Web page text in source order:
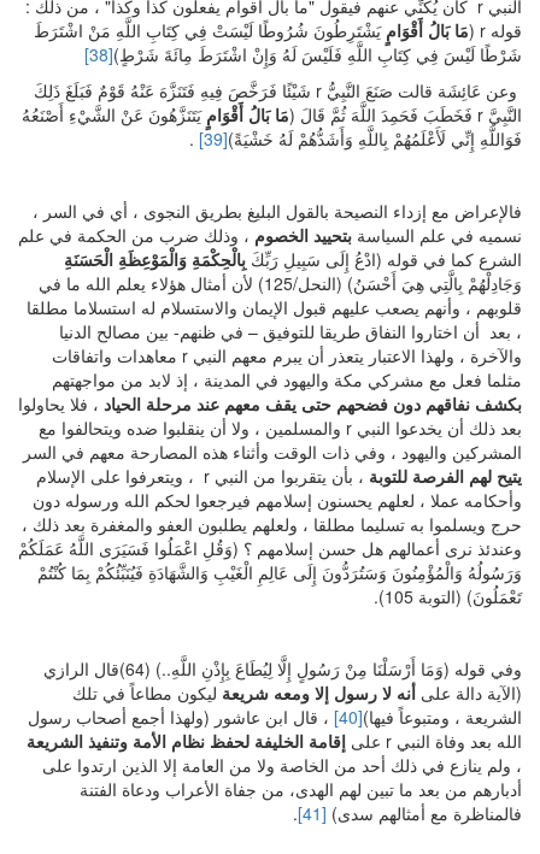
النبي r كان يُكنِّي عنهم فيقول "ما بال أقوام يفعلون كذا وكذا" ، من ذلك :
قوله r (
مَا بَالُ أَقْوَامٍ يَشْتَرِطُونَ شُرُوطًا لَيْسَتْ فِي كِتَابِ اللَّهِ مَنْ اشْتَرَطَ
شَرْطًا لَيْسَ فِي كِتَابِ اللَّهِ فَلَيْسَ لَهُ وَإِنْ اشْتَرَطَ مِائَةَ شَرْطٍ)[38]
وعن عَائِشَة قالت صَنَعَ النَّبِيُّ r شَيْئًا فَرَخَّصَ فِيهِ فَتَنَزَّهَ عَنْهُ قَوْمٌ فَبَلَغَ ذَلِكَ
النَّبِيَّ r فَخَطَبَ فَحَمِدَ اللَّهَ ثُمَّ قَالَ (
مَا بَالُ أَقْوَامٍيَتَنَزَّهُونَ عَنْ الشَّيْءِ أَصْنَعُهُ
فَوَاللَّهِ إِنِّي لَأَعْلَمُهُمْ بِاللَّهِ وَأَشَدُّهُمْ لَهُ خَشْيَةً)[39]
.
فالإعراض مع إزداء النصيحة بالقول البليغ بطريق النجوى ، أي في السر ،
نسميه في علم السياسة بتحييد الخصوم ، وذلك ضرب من الحكمة في علم
الشرع كما في قوله (ادْعُ إِلَى سَبِيلِ رَبِّكَ بِالْحِكْمَةِ وَالْمَوْعِظَةِ الْحَسَنَةِ
وَجَادِلْهُمْ بِالَّتِي هِيَ أَحْسَنُ) (النحل/125) لأن أمثال هؤلاء يعلم الله ما في
قلوبهم ، وأنهم يصعب عليهم قبول الإيمان والاستسلام له استسلاما مطلقا
، بعد أن اختاروا النفاق طريقا للتوفيق – في ظنهم- بين مصالح الدنيا
والآخرة ، ولهذا الاعتبار يتعذر أن يبرم معهم النبي r معاهدات واتفاقات
مثلما فعل مع مشركي مكة واليهود في المدينة ، إذ لابد من مواجهتهم
بكشف نفاقهم دون فضحهم حتى يقف معهم عند مرحلة الحياد ، فلا يحاولوا
بعد ذلك أن يخدعوا النبي r والمسلمين ، ولا أن ينقلبوا ضده ويتحالفوا مع
المشركين واليهود ، وفي ذات الوقت وأثناء هذه المصارحة معهم في السر
يتيح لهم الفرصة للتوبة
، بأن يتقربوا من النبي r ، ويتعرفوا على الإسلام
وأحكامه عملا ، لعلهم يحسنون إسلامهم فيرجعوا لحكم الله ورسوله دون
حرج ويسلموا به تسليما مطلقا ، ولعلهم يطلبون العفو والمغفرة بعد ذلك ،
وعندئذ نرى أعمالهم هل حسن إسلامهم ؟ (وَقُلِ اعْمَلُوا فَسَيَرَى اللَّهُ عَمَلَكُمْ
وَرَسُولُهُ وَالْمُؤْمِنُونَ وَسَتُرَدُّونَ إِلَى عَالِمِ الْغَيْبِ وَالشَّهَادَةِ فَيُنَبِّئُكُمْ بِمَا كُنْتُمْ
تَعْمَلُونَ) (التوبة 105).
وفي قوله (وَمَا أَرْسَلْنَا مِنْ رَسُولٍ إِلَّا لِيُطَاعَ بِإِذْنِ اللَّهِ..) (64)قال الرازي
(الآية دالة على أنه لا رسول إلا ومعه شريعة ليكون مطاعاً في تلك
الشريعة ، ومتبوعاً فيها)[40]
، قال ابن عاشور (ولهذا أجمع أصحاب رسول
الله بعد وفاة النبي r على
إقامة الخليفة لحفظ نظام الأمة وتنفيذ الشريعة
، ولم ينازع في ذلك أحد من الخاصة ولا من العامة إلا الذين ارتدوا على
أدبارهم من بعد ما تبين لهم الهدى، من جفاة الأعراب ودعاة الفتنة
فالمناظرة مع أمثالهم سدى) [41]
.